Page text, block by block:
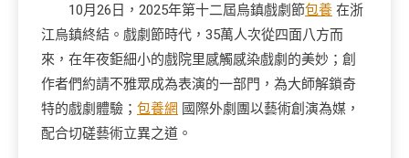
10月26日，2025年第十二屆烏鎮戲劇節包養 在浙
江烏鎮終結。戲劇節時代，35萬人次從四面八方而
來，在年夜鉅細小的戲院里感觸感染戲劇的美妙；創
作者們約請不雅眾成為表演的一部門，為大師解鎖奇
特的戲劇體驗； 包養網 國際外劇團以藝術創演為媒，
配合切磋藝術立異之道。